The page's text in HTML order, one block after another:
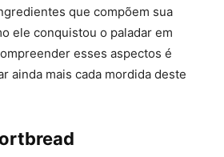
que compõem sua
ele conquistou o paladar em
esses aspectos é
ainda mais cada mordida deste